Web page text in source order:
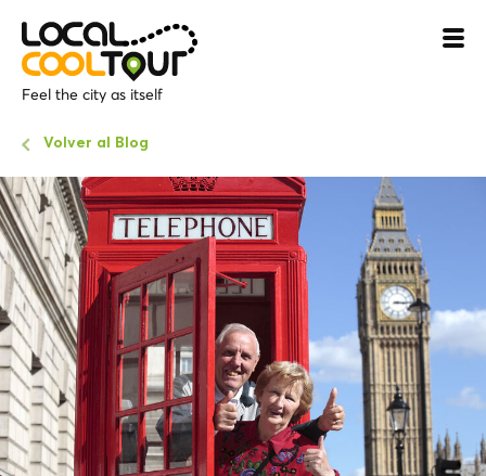
Feel the city as itself
Volver al Blog